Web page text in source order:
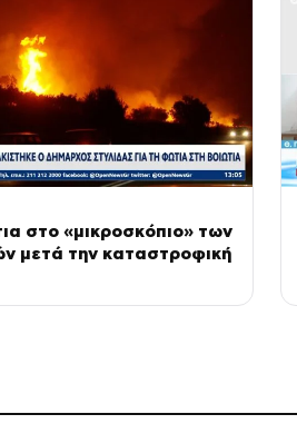
στο «μικροσκόπιο» των
μετά την καταστροφική